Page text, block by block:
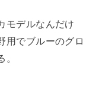
モデルなんだけ
用でブルーのグロ